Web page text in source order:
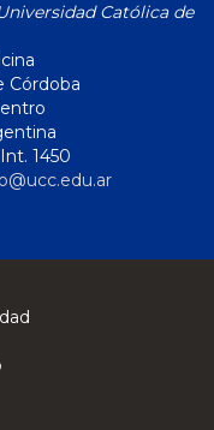
Católica de
Córdoba
1450